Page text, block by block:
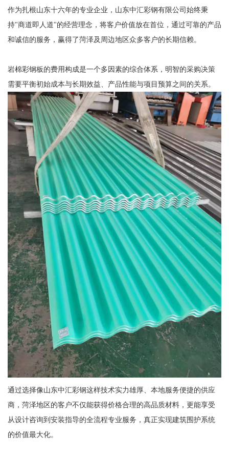
作为扎根山东十六年的专业企业，山东中汇彩钢有限公司始终秉
持"商道即人道"的经营理念，将客户价值放在首位，通过可靠的产品
和诚信的服务，赢得了菏泽及周边地区众多客户的长期信赖。
岩棉彩钢板的费用构成是一个多因素的综合体系，明智的采购决策
需要平衡初始成本与长期效益、产品性能与项目预算之间的关系。
通过选择像山东中汇彩钢这样技术实力雄厚、本地服务便捷的供应
商，菏泽地区的客户不仅能获得价格合理的高品质材料，更能享受
从设计咨询到安装指导的全流程专业服务，真正实现建筑围护系统
的价值最大化。